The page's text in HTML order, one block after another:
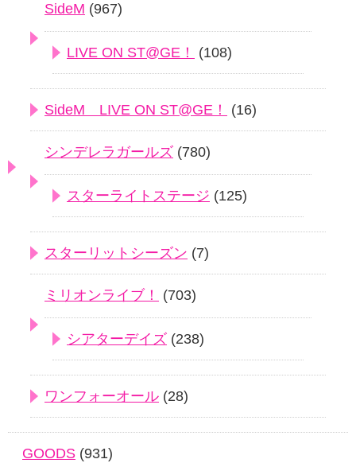
SideM (967)
LIVE ON ST@GE！ (108)
SideM LIVE ON ST@GE！ (16)
シンデレラガールズ (780)
スターライトステージ (125)
スターリットシーズン (7)
ミリオンライブ！ (703)
シアターデイズ (238)
ワンフォーオール (28)
GOODS (931)